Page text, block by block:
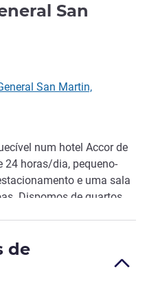
San
San Martin,
num hotel Accor de
24 horas/dia, pequeno-
e uma sala
Dispomos de quartos
minutos de Rosário.
de